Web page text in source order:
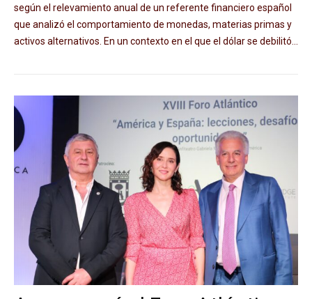
según el relevamiento anual de un referente financiero español
que analizó el comportamiento de monedas, materias primas y
activos alternativos. En un contexto en el que el dólar se debilitó...